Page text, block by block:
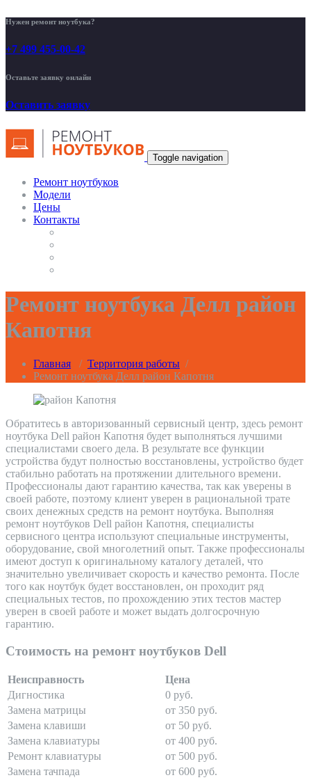
Нужен ремонт ноутбука?
+7 499 455-00-42
Оставьте заявку онлайн
Оставить заявку
Toggle navigation
Ремонт ноутбуков
Модели
Цены
Контакты
Ремонт ноутбука Делл район
Капотня
Главная / Территория работы /
Ремонт ноутбука Делл район Капотня
Обратитесь в авторизованный сервисный центр, здесь ремонт
ноутбука Dell район Капотня будет выполняться лучшими
специалистами своего дела. В результате все функции
устройства будут полностью восстановлены, устройство будет
стабильно работать на протяжении длительного времени.
Профессионалы дают гарантию качества, так как уверены в
своей работе, поэтому клиент уверен в рациональной трате
своих денежных средств на ремонт ноутбука. Выполняя
ремонт ноутбуков Dell район Капотня, специалисты
сервисного центра используют специальные инструменты,
оборудование, свой многолетний опыт. Также профессионалы
имеют доступ к оригинальному каталогу деталей, что
значительно увеличивает скорость и качество ремонта. После
того как ноутбук будет восстановлен, он проходит ряд
специальных тестов, по прохождению этих тестов мастер
уверен в своей работе и может выдать долгосрочную
гарантию.
Стоимость на ремонт ноутбуков Dell
Неисправность
Цена
Дигностика
0 руб.
Замена матрицы
от 350 руб.
Замена клавиши
от 50 руб.
Замена клавиатуры
от 400 руб.
Ремонт клавиатуры
от 500 руб.
Замена тачпада
от 600 руб.